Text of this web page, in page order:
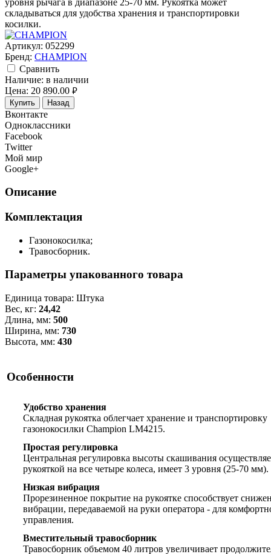
складываться для удобства хранения и транспортировки
косилки.
Артикул: 052299
Бренд: CHAMPION
Cравнить
Наличие: в наличии
Цена: 20 890.00 руб.
Купить Назад
Вконтакте
Одноклассники
Facebook
Twitter
Мой мир
Google+
Описание
Комплектация
Газонокосилка;
Травосборник.
Параметры упакованного товара
Единица товара: Штука
Вес, кг: 24,42
Длина, мм: 500
Ширина, мм: 730
Высота, мм: 430
Особенности
Удобство хранения
Складная рукоятка облегчает хранение и транспортировку
газонокосилки Champion LM4215.
Простая регулировка
Центральная регулировка высоты скашивания
рукояткой на все четыре колеса, имеет 3 уровня (25-70 мм).
Низкая вибрация
Прорезиненное покрытие на рукоятке способствует
вибрации, передаваемой на руки оператора - для
управления.
Вместительный травосборник
Травосборник объемом 40 литров увеличивает